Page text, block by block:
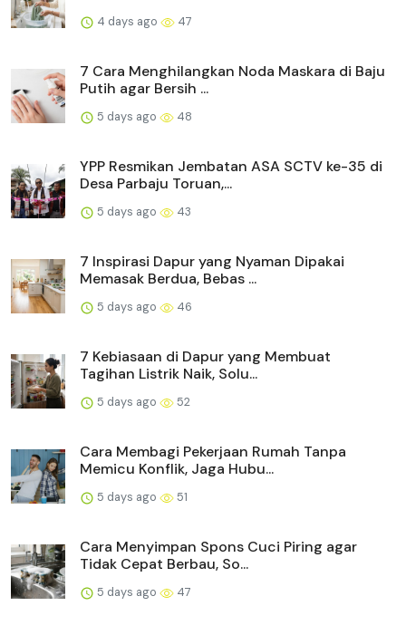
4 days ago 47
7 Cara Menghilangkan Noda Maskara di Baju
Putih agar Bersih ...
5 days ago 48
YPP Resmikan Jembatan ASA SCTV ke-35 di
Desa Parbaju Toruan,...
5 days ago 43
7 Inspirasi Dapur yang Nyaman Dipakai
Memasak Berdua, Bebas ...
5 days ago 46
7 Kebiasaan di Dapur yang Membuat
Tagihan Listrik Naik, Solu...
5 days ago 52
Cara Membagi Pekerjaan Rumah Tanpa
Memicu Konflik, Jaga Hubu...
5 days ago 51
Cara Menyimpan Spons Cuci Piring agar
Tidak Cepat Berbau, So...
5 days ago 47